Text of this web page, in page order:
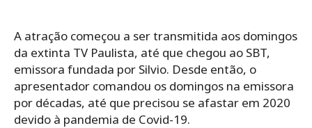
A atração começou a ser transmitida aos domingos
da extinta TV Paulista, até que chegou ao SBT,
emissora fundada por Silvio. Desde então, o
apresentador comandou os domingos na emissora
por décadas, até que precisou se afastar em 2020
devido à pandemia de Covid-19.